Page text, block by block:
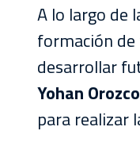
A lo largo de
formación
desarrollar
Yohan Orozco
para realizar